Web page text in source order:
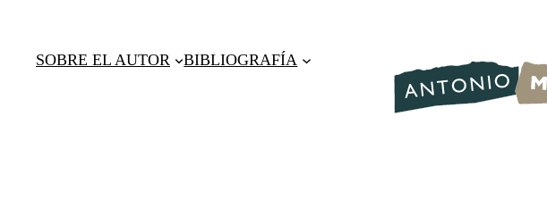
contenido
SOBRE EL AUTOR BIBLIOGRAFÍA